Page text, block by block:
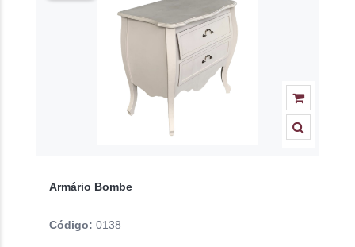
Armário Bombe
Código: 0138